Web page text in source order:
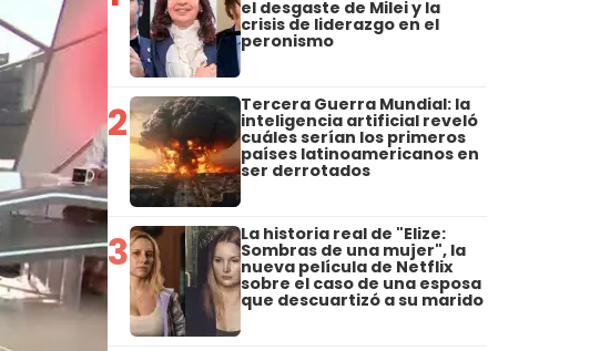
el desgaste de Milei y la
crisis de liderazgo en el
peronismo
2 Tercera Guerra Mundial: la
inteligencia artificial reveló
cuáles serían los primeros
países latinoamericanos en
ser derrotados
3 La historia real de "Elize:
Sombras de una mujer", la
nueva película de Netflix
sobre el caso de una esposa
que descuartizó a su marido